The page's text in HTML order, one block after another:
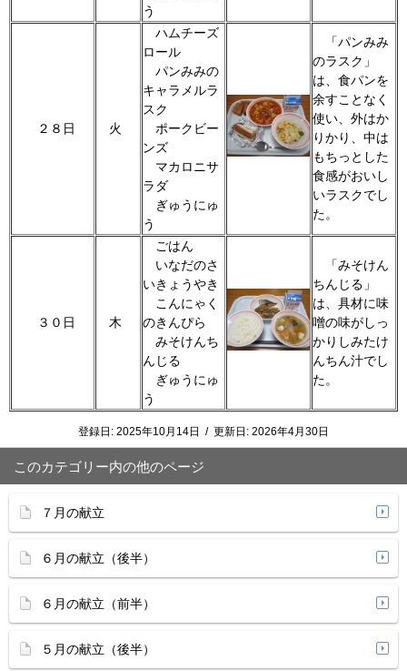
う
２８日 火
ハムチーズ
ロール
パンみみの
キャラメルラ
スク
ポークビー
ンズ
マカロニサ
ラダ
ぎゅうにゅ
う
「パンみみ
のラスク」
は、食パンを
余すことなく
使い、外はか
りかり、中は
もちっとした
食感がおいし
いラスクでし
た。
３０日 木
ごはん
いなだのさ
いきょうやき
こんにゃく
のきんぴら
みそけんち
んじる
ぎゅうにゅ
う
「みそけん
ちんじる」
は、具材に味
噌の味がしっ
かりしみたけ
んちん汁でし
た。
登録日: 2025年10月14日 / 更新日: 2026年4月30日
このカテゴリー内の他のページ
７月の献立
６月の献立（後半）
６月の献立（前半）
５月の献立（後半）